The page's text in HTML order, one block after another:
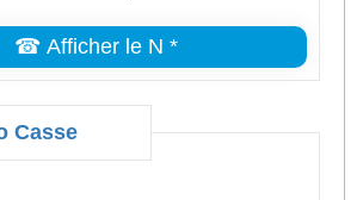
☎ Afficher le N *
Casse